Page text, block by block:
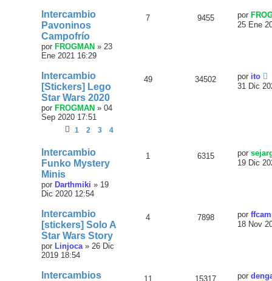
Intercambio
Pavoninos
Campofrío
por FROGMAN » 23
Ene 2021 16:29
7 9455 por
25 Ene
Intercambio
[Stickers] Lego
Star Wars 2020
por FROGMAN » 04
Sep 2020 17:51
1 2 3 4
49 34502 por ito
31 Dic
Intercambio
Funko Mystery
Minis
por Darthmiki » 19
Dic 2020 12:54
1 6315 por
19 Dic
Intercambio
[stickers] Solo A
Star Wars Story
por Linjoca » 26 Dic
2019 18:54
4 7898 por
18 Nov
Intercambios
11 15317 por